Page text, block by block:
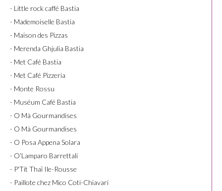
- Little rock caffé Bastia
- Mademoiselle Bastia
- Maison des Pizzas
- Merenda Ghjulia Bastia
- Met Café Bastia
- Met Café Pizzeria
- Monte Rossu
- Muséum Café Bastia
- O Mà Gourmandises
- O Mà Gourmandises
- O Posa Appena Solara
- O’Lamparo Barrettali
- P'Tit Thaï Ile-Rousse
- Paillote chez Mico Coti-Chiavari